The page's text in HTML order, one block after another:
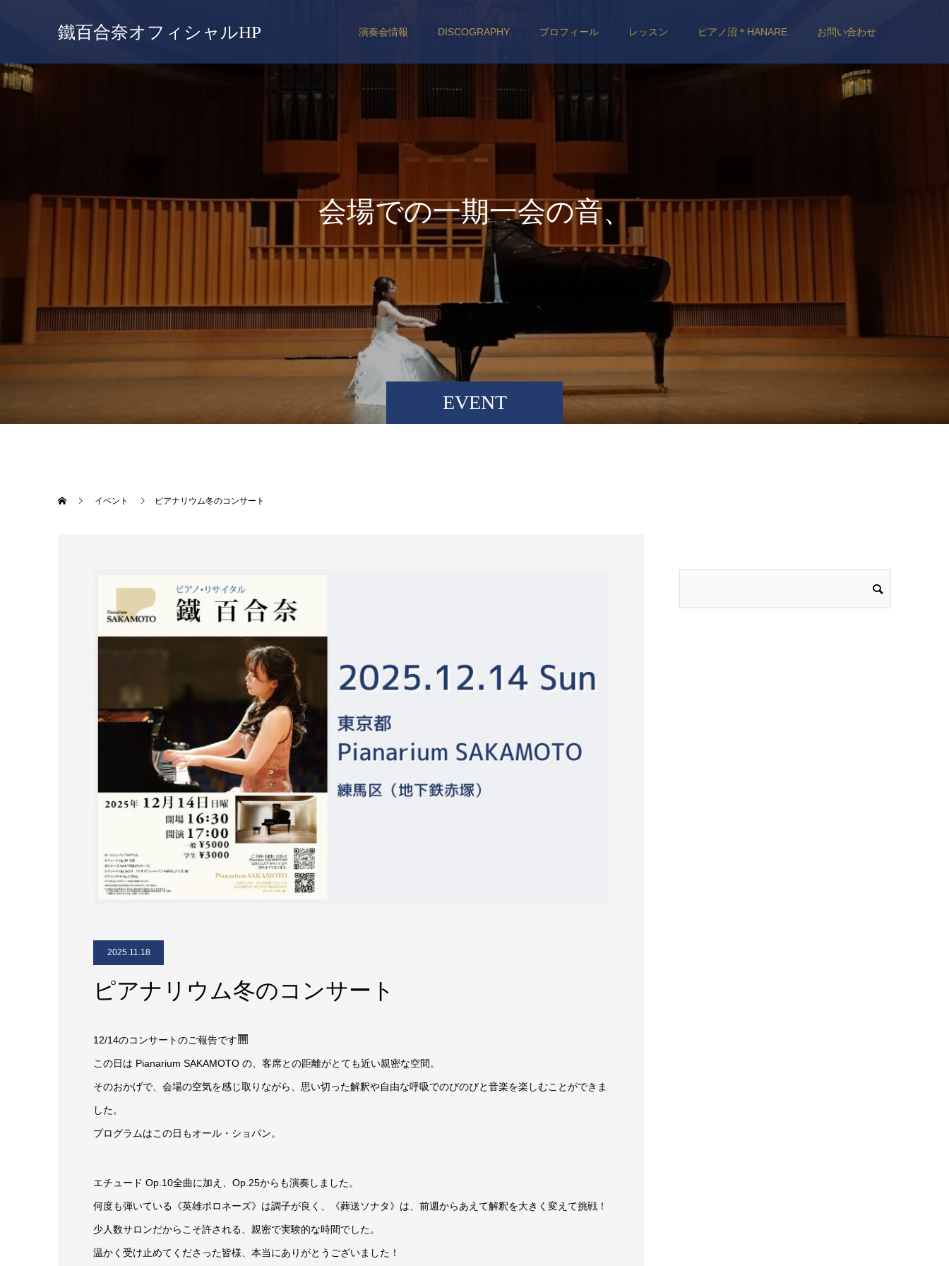
鐵百合奈オフィシャルHP 演奏会情報 DISCOGRAPHY プロフィール レッスン ピアノ沼＊HANARE お問い合わせ
EVENT
会場での一期一会の音、
聴 衆の皆さまとの 空
イベント ピアナリウム冬のコンサート
2025.11.18
ピアナリウム冬のコンサート
12/14のコンサートのご報告です
この日は Pianarium SAKAMOTO の、客席との距離がとても近い親密な空間。
そのおかげで、会場の空気を感じ取りながら、思い切った解釈や自由な呼吸でのびのびと音楽を楽しむことができま
した。
プログラムはこの日もオール・ショパン。
エチュード Op.10全曲に加え、Op.25からも演奏しました。
何度も弾いている《英雄ポロネーズ》は調子が良く、《葬送ソナタ》は、前週からあえて解釈を大きく変えて挑戦！
少人数サロンだからこそ許される、親密で実験的な時間でした。
温かく受け止めてくださった皆様、本当にありがとうございました！